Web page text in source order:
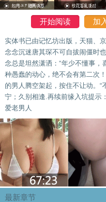
开始阅读 加
实体书已由记忆坊出版，天猫、
念念沉迷唐其琛不可自拔闹僵时
念总是坦然潇洒：“年少不懂事，
种愚蠢的动心，绝不会有第二次
的男人腾空架起，按住不让动。“
宁；久别相逢.再续前缘入坑提示
爱老男人
最新章节